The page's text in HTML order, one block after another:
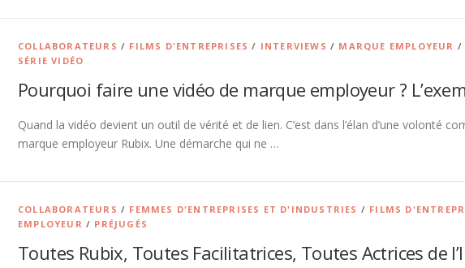
COLLABORATEURS / FILMS D'ENTREPRISES / INTERVIEWS / MARQUE EMPLOYEUR /
SÉRIE VIDÉO
Pourquoi faire une vidéo de marque employeur ?
Quand la vidéo devient un outil de vérité et de lien. C’est dans l’élan d’une volonté
marque employeur Rubix. Une démarche qui ne …
COLLABORATEURS / FEMMES D'ENTREPRISES ET D'INDUSTRIES / FILMS
EMPLOYEUR / PRÉJUGÉS
Toutes Rubix, Toutes Facilitatrices, Toutes Actrices de